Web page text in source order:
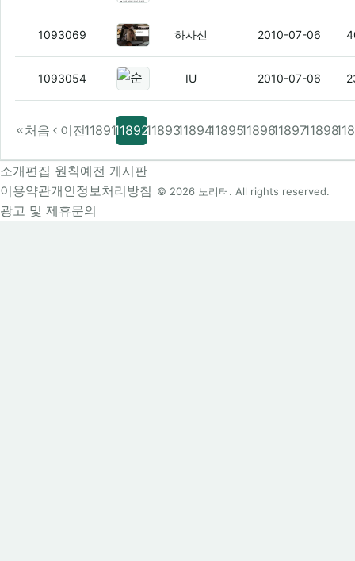
1093069 오전에 아파트 전기배선공사로 인
하사신 2010-07-06
1093054 순식간에 정덕이네(1)
IU 2010-07-06
처음 이전1189111892118931189411895118961189711898
소개편집 원칙예전 게시판
이용약관개인정보처리방침
광고 및 제휴문의
© 2026 노리터. All rights reserved.